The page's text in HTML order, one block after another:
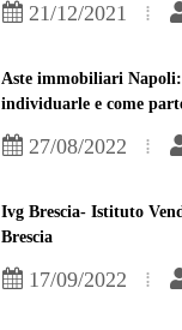
21/12/2021
Aste immobiliari Napoli:
individuarle e come
27/08/2022
Ivg Brescia- Istituto
Brescia
17/09/2022